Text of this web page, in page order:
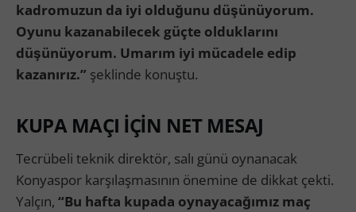
kadromuzun da iyi olduğunu düşünüyorum.
Oyunu kazanabilecek güçte olduklarını
düşünüyorum. Umarım iyi mücadele edip
kazanırız.” şeklinde konuştu.
KUPA MAÇI İÇİN NET MESAJ
Tecrübeli teknik direktör, salı günü oynanacak
Konyaspor karşılaşmasının önemine de dikkat çekti.
Yalçın, “Bu hafta kupada oynayacağımız maç